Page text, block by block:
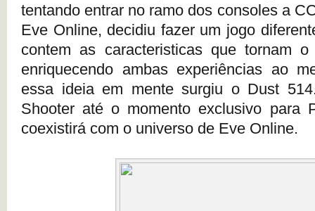
tentando entrar no ramo dos consoles a
Eve Online, decidiu fazer um jogo
contem as caracteristicas que tornam
enriquecendo ambas experiências ao
essa ideia em mente surgiu o Dust
Shooter até o momento exclusivo para
coexistirá com o universo de Eve Online.